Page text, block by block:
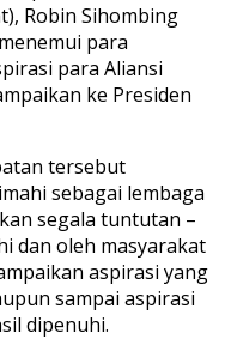
Robin Sihombing
para
para Aliansi
ke Presiden
tersebut
sebagai lembaga
segala tuntutan –
dan oleh masyarakat
aspirasi yang
sampai aspirasi
dipenuhi.